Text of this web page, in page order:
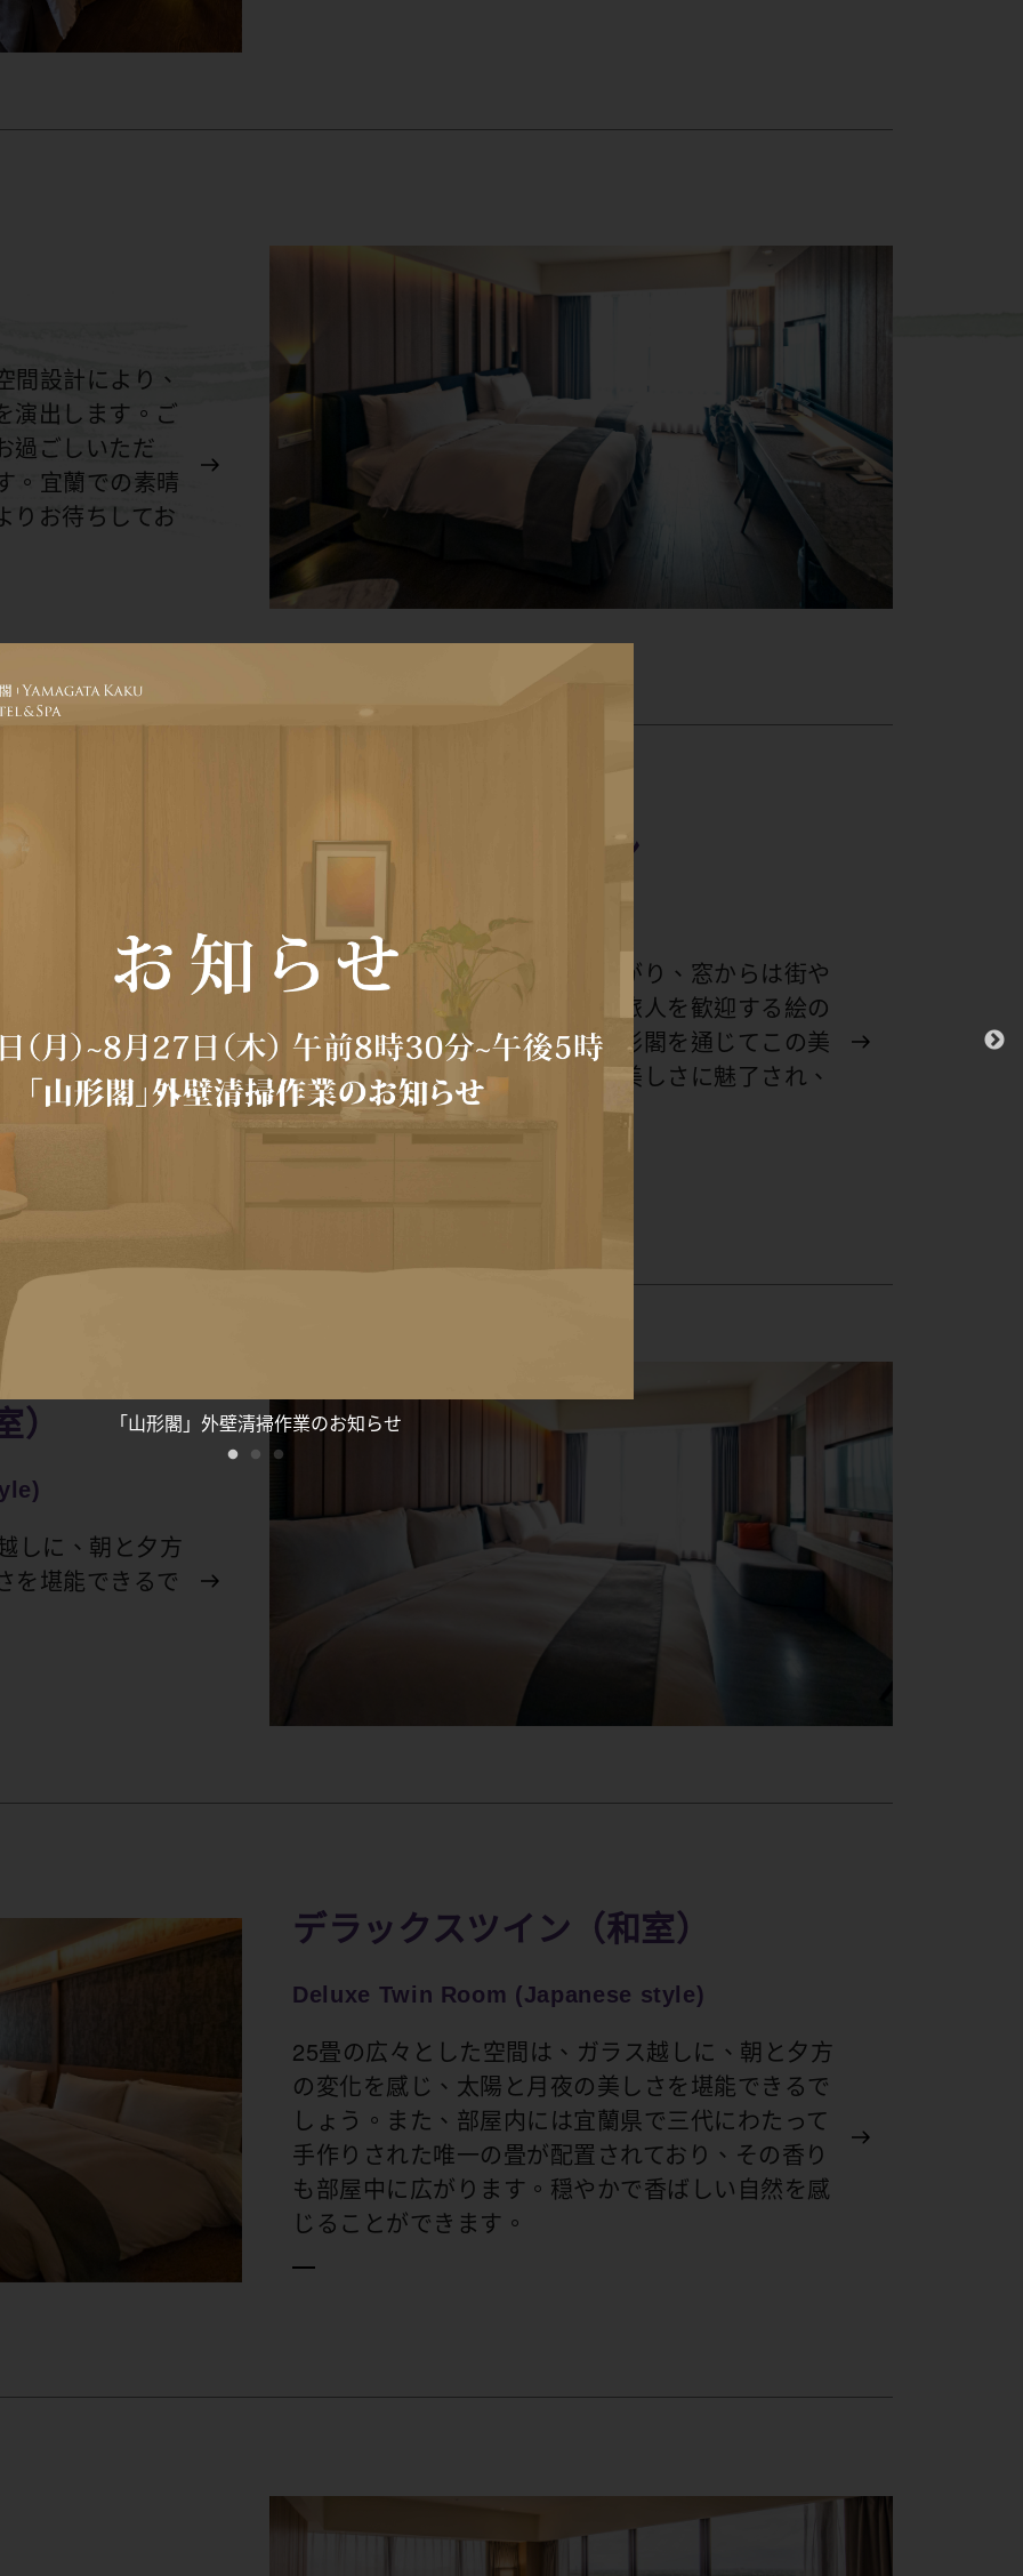
設計により、
演出します。ご
過ごしいただ
。宜蘭での素晴
りお待ちしてお
グランドビューツイン
Grand View Twin Room
玄関に入ると、明るい空間が広がり、窓からは街や
平原の景色が目に映り、まるで旅人を歓迎する絵の
ように見えます。旅人たちは山形閣を通じてこの美
しい土地に根を下ろし、宜蘭の美しさに魅了され、
探求心が刺激されるでしょう
）
しに、朝と夕方
を堪能できるで
デラックスツイン（和室）
Deluxe Twin Room (Japanese style)
25畳の広々とした空間は、ガラス越しに、朝と夕方
の変化を感じ、太陽と月夜の美しさを堪能できるで
しょう。また、部屋内には宜蘭県で三代にわたって
手作りされた唯一の畳が配置されており、その香り
も部屋中に広がります。穏やかで香ばしい自然を感
じることができます。
使い捨て製品の提供は致しかねます